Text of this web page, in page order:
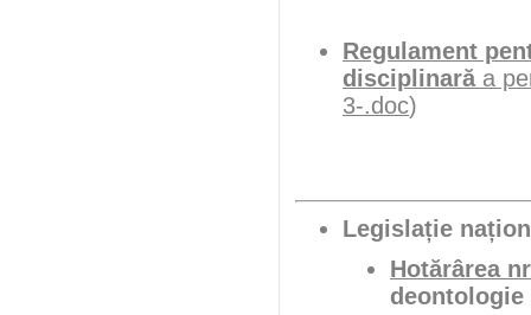
Regulament
disciplinarăa
3-.doc)
Legislație
Hotărârea